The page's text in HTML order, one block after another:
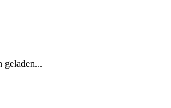
geladen...